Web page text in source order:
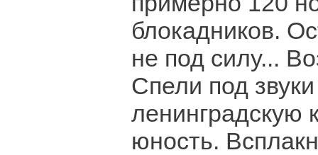
блокадников.
не под силу...
Спели под
ленинградскую
юность.